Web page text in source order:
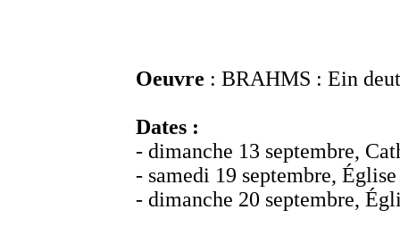
Oeuvre : BRAHMS : Ein
Dates :
- dimanche 13 septembre,
- samedi 19 septembre,
- dimanche 20 septembre,